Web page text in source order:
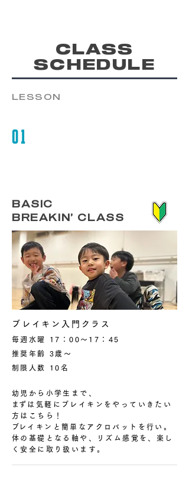
CLASS
SCHEDULE
LESSON
01
BASIC
BREAKIN’ CLASS
ブレイキン入門クラス
毎週水曜 17：00〜17：45
​推奨年齢 3歳〜
制限人数 10名
幼児から小学生まで、
​まずは気軽にブレイキンをやっていきたい
方はこちら！
​ブレイキンと簡単なアクロバットを行い。
体の基礎となる軸や、リズム感覚を、楽し
く安全に取り扱います。